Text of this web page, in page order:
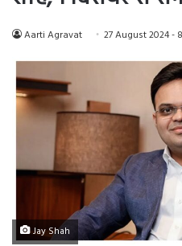
Aarti Agravat 27 August 2024 -
Jay Shah